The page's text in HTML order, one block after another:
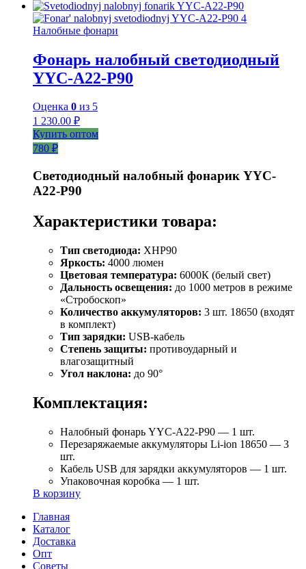
Налобные фонари
Фонарь налобный светодиодный
YYC-A22-P90
Оценка 0 из 5
1 230.00 ₽
Купить оптом
780 ₽
Светодиодный налобный фонарик YYC-
A22-P90
Характеристики товара:
Тип светодиода: XHP90
Яркость: 4000 люмен
Цветовая температура: 6000К (белый свет)
Дальность освещения: до 1000 метров в режиме
«Стробоскоп»
Количество аккумуляторов: 3 шт. 18650 (входят
в комплект)
Тип зарядки: USB-кабель
Степень защиты: противоударный и
влагозащитный
Угол наклона: до 90°
Комплектация:
Налобный фонарь YYC-A22-P90 — 1 шт.
Перезаряжаемые аккумуляторы Li-ion 18650 — 3
шт.
Кабель USB для зарядки аккумуляторов — 1 шт.
Упаковочная коробка — 1 шт.
В корзину
Главная
Каталог
Доставка
Опт
Советы